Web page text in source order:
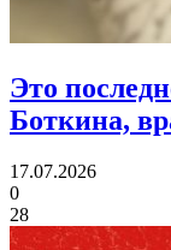
Это
Боткина,
17.07.2026
0
28